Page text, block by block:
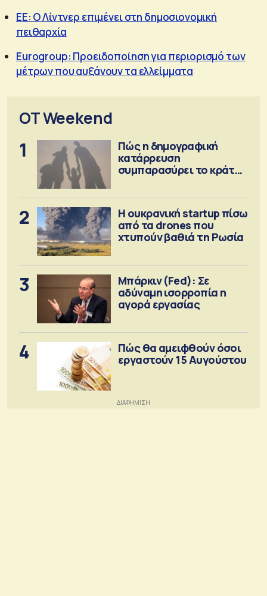
ΕΕ: O Λίντνερ επιμένει στη δημοσιονομική
πειθαρχία
Eurogroup: Προειδοποίηση για περιορισμό των
μέτρων που αυξάνουν τα ελλείμματα
OT Weekend
1
Πώς η δημογραφική
κατάρρευση
συμπαρασύρει το κράτος
2
Η ουκρανική startup πίσω
από τα drones που
χτυπούν βαθιά τη Ρωσία
3
Μπάρκιν (Fed): Σε
αδύναμη ισορροπία η
αγορά εργασίας
4
Πώς θα αμειφθούν όσοι
εργαστούν 15 Αυγούστου